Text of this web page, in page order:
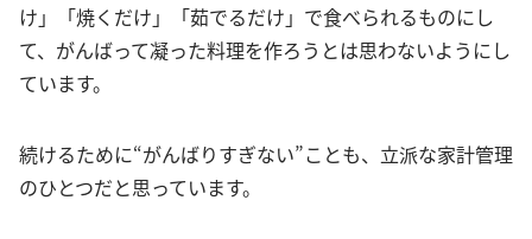
け」「焼くだけ」「茹でるだけ」で食べられるものにし
て、がんばって凝った料理を作ろうとは思わないようにし
ています。
続けるために“がんばりすぎない”ことも、立派な家計管理
のひとつだと思っています。